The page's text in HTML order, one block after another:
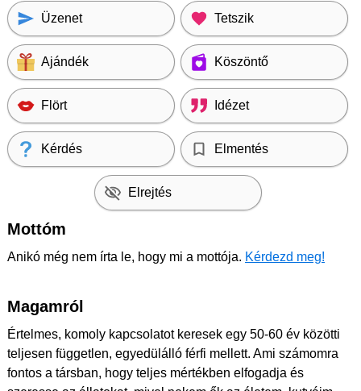
Üzenet Tetszik
Ajándék Köszöntő
Flört Idézet
Kérdés Elmentés
Elrejtés
Mottóm
Anikó még nem írta le, hogy mi a mottója. Kérdezd meg!
Magamról
Értelmes, komoly kapcsolatot keresek egy 50-60 év közötti
teljesen független, egyedülálló férfi mellett. Ami számomra
fontos a társban, hogy teljes mértékben elfogadja és